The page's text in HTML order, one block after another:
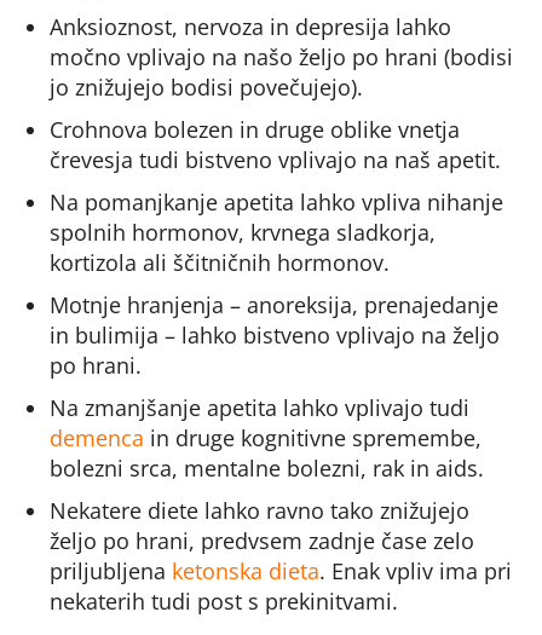
Anksioznost, nervoza in depresija lahko
močno vplivajo na našo željo po hrani (bodisi
jo znižujejo bodisi povečujejo).
Crohnova bolezen in druge oblike vnetja
črevesja tudi bistveno vplivajo na naš apetit.
Na pomanjkanje apetita lahko vpliva nihanje
spolnih hormonov, krvnega sladkorja,
kortizola ali ščitničnih hormonov.
Motnje hranjenja – anoreksija, prenajedanje
in bulimija – lahko bistveno vplivajo na željo
po hrani.
Na zmanjšanje apetita lahko vplivajo tudi
demenca in druge kognitivne spremembe,
bolezni srca, mentalne bolezni, rak in aids.
Nekatere diete lahko ravno tako znižujejo
željo po hrani, predvsem zadnje čase zelo
priljubljena ketonska dieta. Enak vpliv ima pri
nekaterih tudi post s prekinitvami.